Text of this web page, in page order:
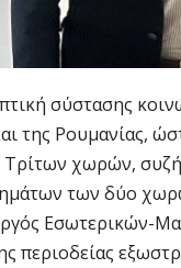
σύστασης
της Ρουμανίας,
Τρίτων χωρών,
των δύο
Εσωτερικών-
περιοδείας